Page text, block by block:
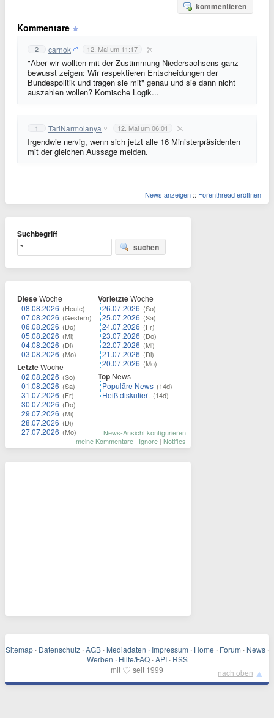
kommentieren
Kommentare
2 carnok 12. Mai um 11:17
"Aber wir wollten mit der Zustimmung Niedersachsens ganz
bewusst zeigen: Wir respektieren Entscheidungen der
Bundespolitik und tragen sie mit" genau und sie dann nicht
auszahlen wollen? Komische Logik...
1 TariNarmolanya 12. Mai um 06:01
Irgendwie nervig, wenn sich jetzt alle 16 Ministerpräsidenten
mit der gleichen Aussage melden.
News anzeigen :: Forenthread eröffnen
Suchbegriff
suchen
DieseWoche
08.08.2026 (Heute)
07.08.2026 (Gestern)
06.08.2026 (Do)
05.08.2026 (Mi)
04.08.2026 (Di)
03.08.2026 (Mo)
LetzteWoche
02.08.2026 (So)
01.08.2026 (Sa)
31.07.2026 (Fr)
30.07.2026 (Do)
29.07.2026 (Mi)
28.07.2026 (Di)
27.07.2026 (Mo)
VorletzteWoche
26.07.2026 (So)
25.07.2026 (Sa)
24.07.2026 (Fr)
23.07.2026 (Do)
22.07.2026 (Mi)
21.07.2026 (Di)
20.07.2026 (Mo)
Top News
Populäre News (14d)
Heiß diskutiert (14d)
News-Ansicht konfigurieren
meine Kommentare | Ignore | Notifies
Sitemap · Datenschutz · AGB · Mediadaten · Impressum · Home · Forum · News ·
Werben · Hilfe/FAQ · API · RSS
mit ♡ seit 1999 nach oben ▲